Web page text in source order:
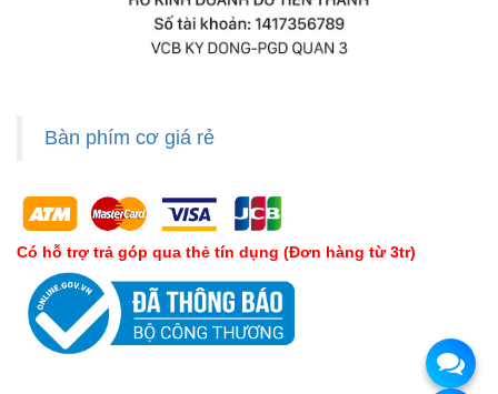
Bàn phím cơ giá rẻ
Có hỗ trợ trả góp qua thẻ tín dụng (Đơn hàng từ 3tr)